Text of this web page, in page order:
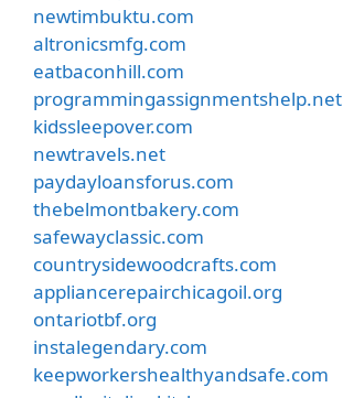
newtimbuktu.com
altronicsmfg.com
eatbaconhill.com
programmingassignmentshelp.net
kidssleepover.com
newtravels.net
paydayloansforus.com
thebelmontbakery.com
safewayclassic.com
countrysidewoodcrafts.com
appliancerepairchicagoil.org
ontariotbf.org
instalegendary.com
keepworkershealthyandsafe.com